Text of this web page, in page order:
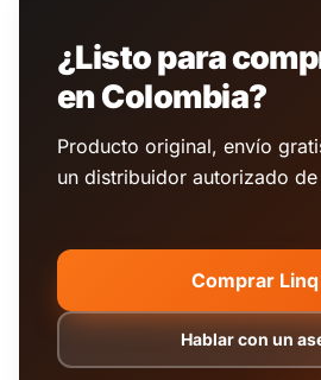
¿Listo para
en Colombia?
Producto original, envío
un distribuidor autorizado
Comprar Linq
Hablar con un